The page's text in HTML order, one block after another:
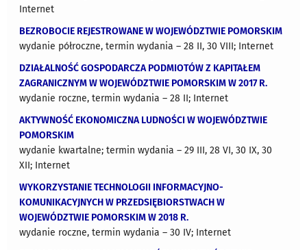
Internet
BEZROBOCIE REJESTROWANE W WOJEWÓDZTWIE POMORSKIM
wydanie półroczne, termin wydania – 28 II, 30 VIII; Internet
DZIAŁALNOŚĆ GOSPODARCZA PODMIOTÓW Z KAPITAŁEM
ZAGRANICZNYM W WOJEWÓDZTWIE POMORSKIM W 2017 R.
wydanie roczne, termin wydania – 28 II; Internet
AKTYWNOŚĆ EKONOMICZNA LUDNOŚCI W WOJEWÓDZTWIE
POMORSKIM
wydanie kwartalne; termin wydania – 29 III, 28 VI, 30 IX, 30
XII; Internet
WYKORZYSTANIE TECHNOLOGII INFORMACYJNO-
KOMUNIKACYJNYCH W PRZEDSIĘBIORSTWACH W
WOJEWÓDZTWIE POMORSKIM W 2018 R.
wydanie roczne, termin wydania – 30 IV; Internet